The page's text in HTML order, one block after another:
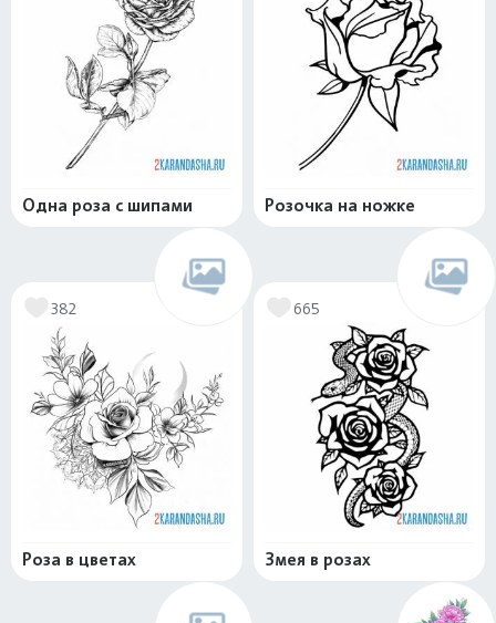
Одна роза с шипами Розочка на ножке
382
Роза в цветах
665
Змея в розах